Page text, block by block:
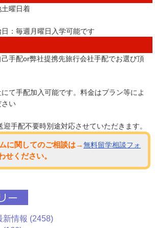
曜日着
：毎週月曜日入学可能です
己手配or弊社提携先旅行会社手配でお選び頂
て手配加入可能です。料金はプラン等によ
さい
迎手配不要時別途対応させていただきます。
に関してのご相談は→無料留学相談フォ
せください。
ー
新情報 (2458)